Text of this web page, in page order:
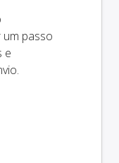
passo
e